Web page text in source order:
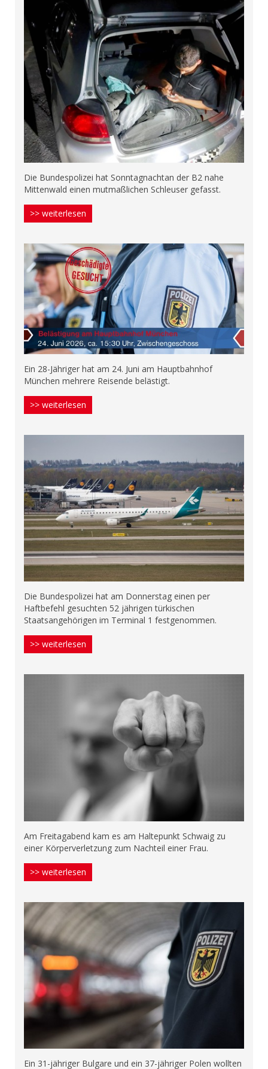
Die Bundespolizei hat Sonntagnachtan der B2 nahe
Mittenwald einen mutmaßlichen Schleuser gefasst.
>> weiterlesen
Ein 28-Jähriger hat am 24. Juni am Hauptbahnhof
München mehrere Reisende belästigt.
>> weiterlesen
Die Bundespolizei hat am Donnerstag einen per
Haftbefehl gesuchten 52 jährigen türkischen
Staatsangehörigen im Terminal 1 festgenommen.
>> weiterlesen
Am Freitagabend kam es am Haltepunkt Schwaig zu
einer Körperverletzung zum Nachteil einer Frau.
>> weiterlesen
Ein 31-jähriger Bulgare und ein 37-jähriger Polen wollten